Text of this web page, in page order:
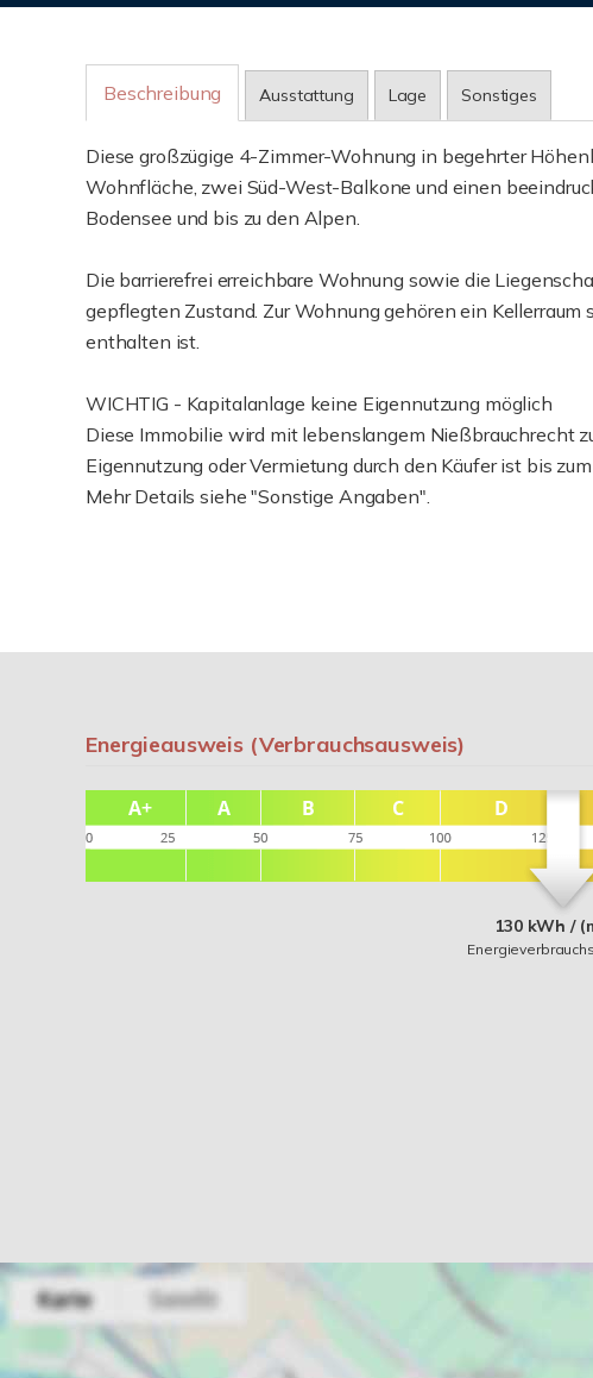
Beschreibung Ausstattung Lage Sonstiges
Diese großzügige 4-Zimmer-Wohnung in begehrter
Wohnfläche, zwei Süd-West-Balkone und einen
Bodensee und bis zu den Alpen.
Die barrierefrei erreichbare Wohnung sowie die
gepflegten Zustand. Zur Wohnung gehören ein Kellerraum
enthalten ist.
WICHTIG - Kapitalanlage keine Eigennutzung möglich
Diese Immobilie wird mit lebenslangem Nießbrauchrecht
Eigennutzung oder Vermietung durch den Käufer ist bis
Mehr Details siehe "Sonstige Angaben".
Energieausweis (Verbrauchsausweis)
130 kWh /